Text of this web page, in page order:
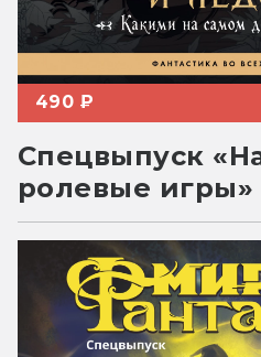
490 ₽
Спецвыпуск
ролевые игры»